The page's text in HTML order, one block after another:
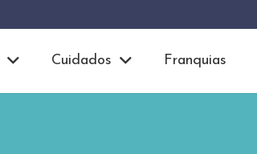
Cuidados Franquias